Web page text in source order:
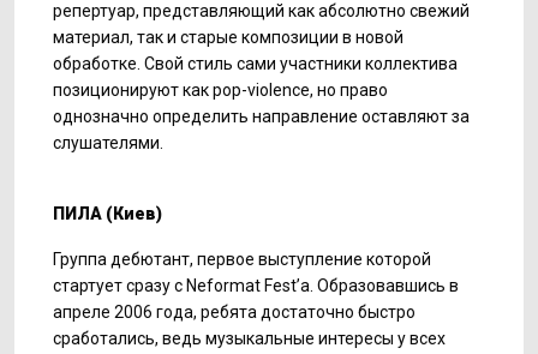
репертуар, представляющий как абсолютно свежий
материал, так и старые композиции в новой
обработке. Свой стиль сами участники коллектива
позиционируют как pop-violence, но право
однозначно определить направление оставляют за
слушателями.
ПИЛА (Киев)
Группа дебютант, первое выступление которой
стартует сразу с Neformat Fest’a. Образовавшись в
апреле 2006 года, ребята достаточно быстро
сработались, ведь музыкальные интересы у всех